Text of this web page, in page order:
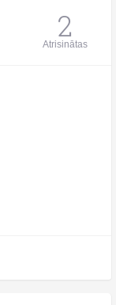
2
Atrisinātas